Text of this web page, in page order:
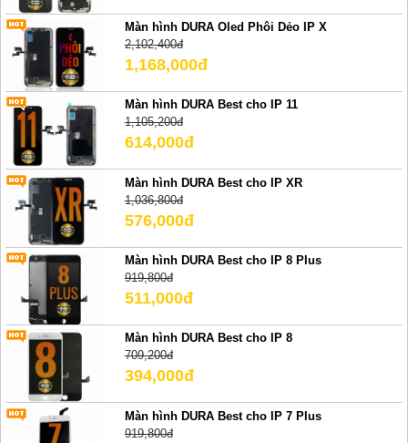
Màn hình DURA Oled Phôi Dẻo IP X
2,102,400đ
1,168,000đ
Màn hình DURA Best cho IP 11
1,105,200đ
614,000đ
Màn hình DURA Best cho IP XR
1,036,800đ
576,000đ
Màn hình DURA Best cho IP 8 Plus
919,800đ
511,000đ
Màn hình DURA Best cho IP 8
709,200đ
394,000đ
Màn hình DURA Best cho IP 7 Plus
919,800đ